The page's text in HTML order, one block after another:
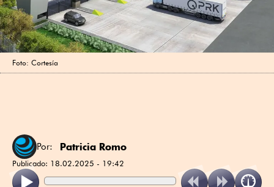
Foto: Cortesía
Por: Patricia Romo
Publicado: 18.02.2025 - 19:42